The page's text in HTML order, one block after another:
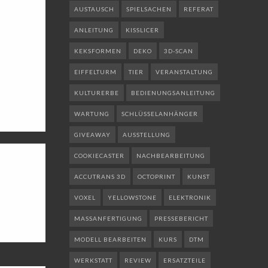
AUSTAUSCH SPIELSACHEN REFERAT
ANLEITUNG KISSLICER
KEKSFORMEN DEKO 3D-SCAN
EIFFELTURM TIER VERANSTALTUNG
KULTURERBE BEDIENUNGSANLEITUNG
WARTUNG SCHLÜSSELANHÄNGER
GIVEAWAY AUSSTELLUNG
COOKIECASTER NACHBEARBEITUNG
ACCUTRANS 3D OCTOPRINT KUNST
VOXEL YELLOWSTONE ELEKTRONIK
MASSANFERTIGUNG PRESSEBERICHT
MODELL BEARBEITEN KURS DTM
WERKSTATT REVIEW ERSATZTEILE